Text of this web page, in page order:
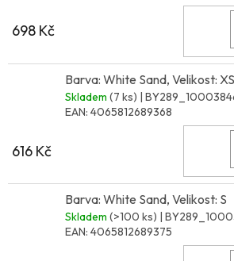
698 Kč
Barva: White Sand, Velikost: XS
Skladem (7 ks) |
EAN: 4065812689368
616 Kč
Barva: White Sand, Velikost: S
Skladem (>100 ks) |
EAN: 4065812689375